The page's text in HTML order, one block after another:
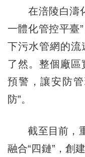
在涪陵白濤化
一體化管控平臺
下污水管網的流
了然。整個廠區
預警，讓安防
防”。
截至目前，重
融合“四鏈”，創